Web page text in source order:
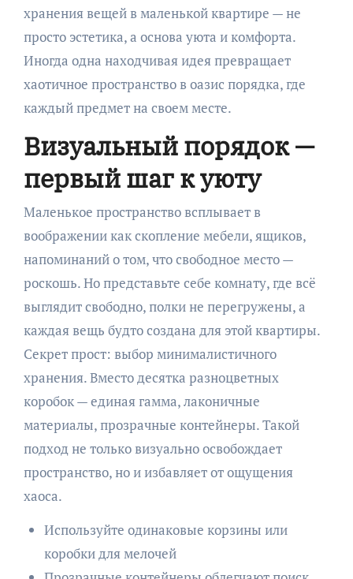
хранения вещей в маленькой квартире — не
просто эстетика, а основа уюта и комфорта.
Иногда одна находчивая идея превращает
хаотичное пространство в оазис порядка, где
каждый предмет на своем месте.
Визуальный порядок —
первый шаг к уюту
Маленькое пространство всплывает в
воображении как скопление мебели, ящиков,
напоминаний о том, что свободное место —
роскошь. Но представьте себе комнату, где всё
выглядит свободно, полки не перегружены, а
каждая вещь будто создана для этой квартиры.
Секрет прост: выбор минималистичного
хранения. Вместо десятка разноцветных
коробок — единая гамма, лаконичные
материалы, прозрачные контейнеры. Такой
подход не только визуально освобождает
пространство, но и избавляет от ощущения
хаоса.
Используйте одинаковые корзины или
коробки для мелочей